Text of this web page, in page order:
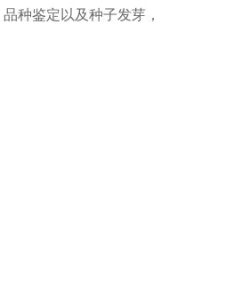
种鉴定以及种子发芽，